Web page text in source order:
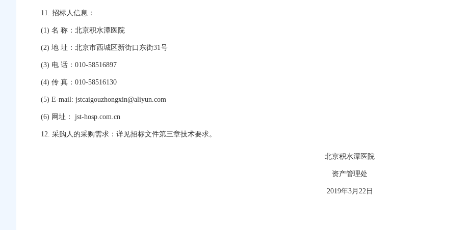
11. 招标人信息：
(1) 名 称：北京积水潭医院
(2) 地 址：北京市西城区新街口东街31号
(3) 电 话：010-58516897
(4) 传 真：010-58516130
(5) E-mail: jstcaigouzhongxin@aliyun.com
(6) 网址： jst-hosp.com.cn
12. 采购人的采购需求：详见招标文件第三章技术要求。
北京积水潭医院
资产管理处
2019年3月22日